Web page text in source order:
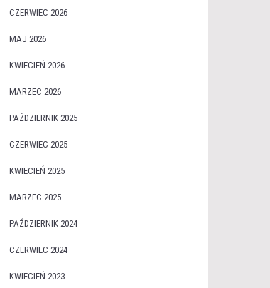
CZERWIEC 2026
MAJ 2026
KWIECIEŃ 2026
MARZEC 2026
PAŹDZIERNIK 2025
CZERWIEC 2025
KWIECIEŃ 2025
MARZEC 2025
PAŹDZIERNIK 2024
CZERWIEC 2024
KWIECIEŃ 2023